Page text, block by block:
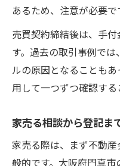
あるため、注意が必要で
売買契約締結後は、手
す。過去の取引事例で
ルの原因となることも
用して一つずつ確認する
家売る相談から登記ま
家売る際は、まず不動
般的です。大阪府門真